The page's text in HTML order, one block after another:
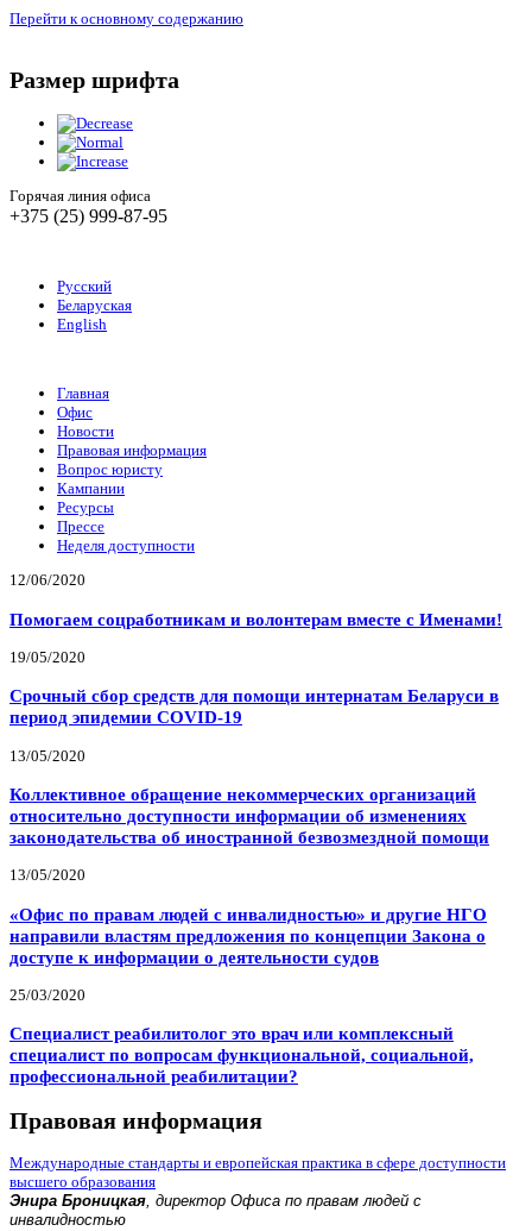
Перейти к основному содержанию
Размер шрифта
Горячая линия офиса
+375 (25) 999-87-95
Русский
Беларуская
English
Главная
Офис
Новости
Правовая информация
Вопрос юристу
Кампании
Ресурсы
Прессе
Неделя доступности
12/06/2020
Помогаем соцработникам и волонтерам вместе с Именами!
19/05/2020
Срочный сбор средств для помощи интернатам Беларуси в
период эпидемии COVID-19
13/05/2020
Коллективное обращение некоммерческих организаций
относительно доступности информации об изменениях
законодательства об иностранной безвозмездной помощи
13/05/2020
«Офис по правам людей с инвалидностью» и другие НГО
направили властям предложения по концепции Закона о
доступе к информации о деятельности судов
25/03/2020
Специалист реабилитолог это врач или комплексный
специалист по вопросам функциональной, социальной,
профессиональной реабилитации?
Правовая информация
Международные стандарты и европейская практика в сфере доступности
высшего образования
Энира Броницкая, директор Офиса по правам людей с
инвалидностью